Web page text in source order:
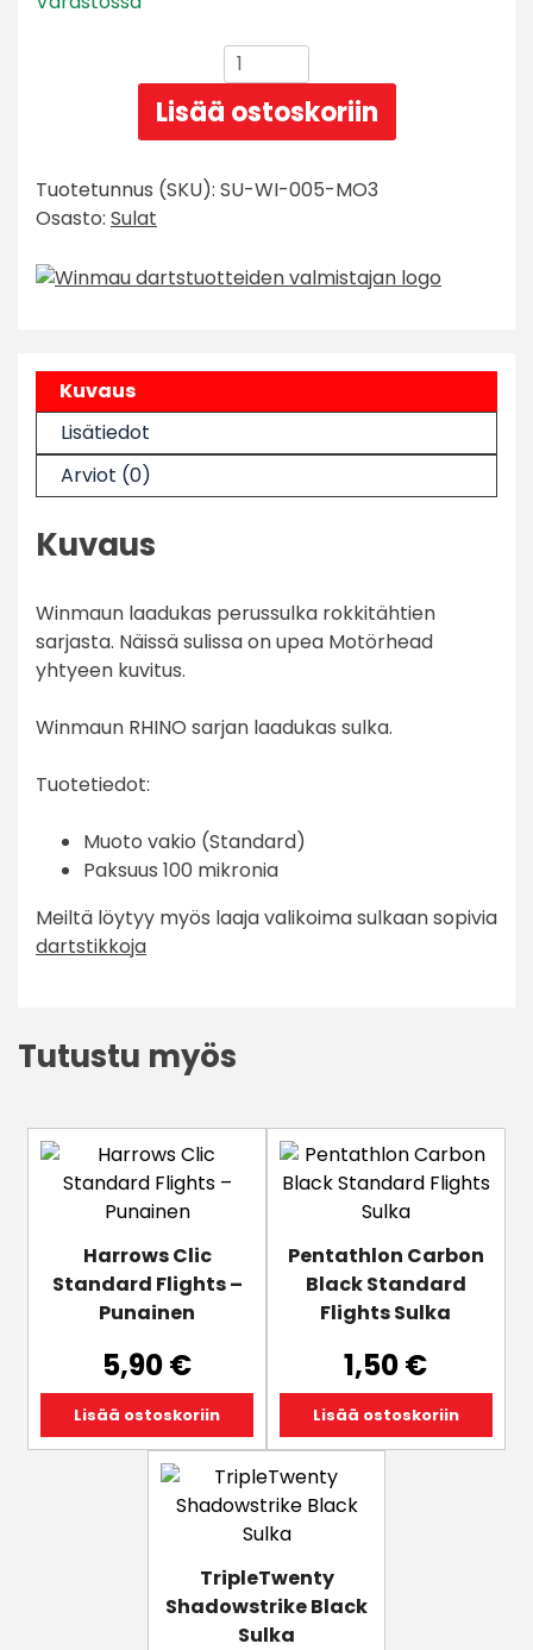
Winmau
Rockstar
Legends
Motorhead
Orgasmatron
Standard
Lisää ostoskoriin
Tuotetunnus (SKU): SU-WI-005-MO3
Osasto: Sulat
Kuvaus
Lisätiedot
Arviot (0)
Kuvaus
Winmaun laadukas perussulka rokkitähtien
sarjasta. Näissä sulissa on upea Motörhead
yhtyeen kuvitus.
Winmaun RHINO sarjan laadukas sulka.
Tuotetiedot:
Muoto vakio (Standard)
Paksuus 100 mikronia
Meiltä löytyy myös laaja valikoima sulkaan sopivia
dartstikkoja
Tutustu myös
Harrows Clic
Standard Flights –
Punainen
5,90€
Lisää ostoskoriin
Pentathlon Carbon
Black Standard
Flights Sulka
1,50€
Lisää ostoskoriin
TripleTwenty
Shadowstrike Black
Sulka